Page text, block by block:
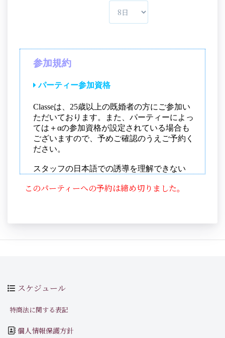
このパーティーへの予約は締め切りました。
スケジュール
特商法に関する表記
個人情報保護方針